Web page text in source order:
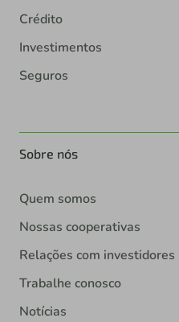
Crédito
Investimentos
Seguros
Sobre nós
Quem somos
Nossas cooperativas
Relações com investidores
Trabalhe conosco
Notícias